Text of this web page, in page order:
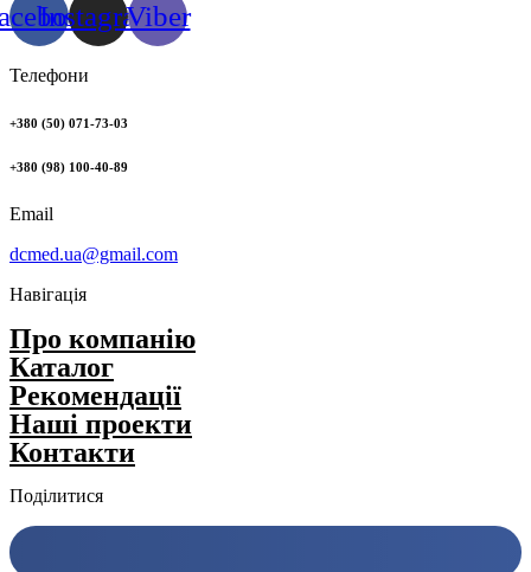
InstagramViber
Телефони
+380 (50) 071-73-03
+380 (98) 100-40-89
Email
dcmed.ua@gmail.com
Навігація
Про компанію
Каталог
Рекомендації
Нашi проекти
Контакти
Поділитися